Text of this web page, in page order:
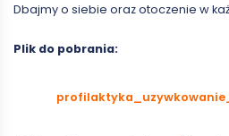
Dbajmy o siebie oraz otoczenie w
Plik do pobrania: